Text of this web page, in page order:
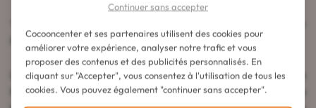
Fondamental
L'utilisation régulière du Sérum Filler Fondamental Première
Kérastase associé au reste de la gamme Première permet de
Continuer sans accepter
Cocooncenter et ses partenaires utilisent des cookies pour
améliorer votre expérience, analyser notre trafic et vous
proposer des contenus et des publicités personnalisés. En
cliquant sur "Accepter", vous consentez à l'utilisation de tous les
cookies. Vous pouvez également "continuer sans accepter".